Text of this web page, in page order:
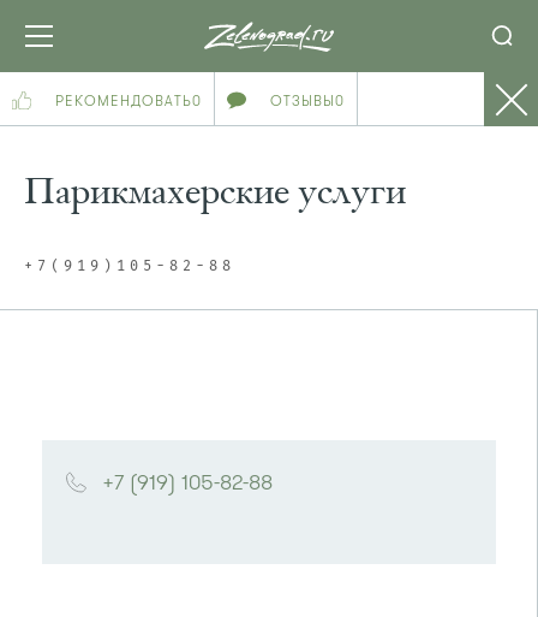
РЕКОМЕНДОВАТЬ0 ОТЗЫВЫ0
Парикмахерские услуги
+7(919)105-82-88
+7 (919) 105-82-88